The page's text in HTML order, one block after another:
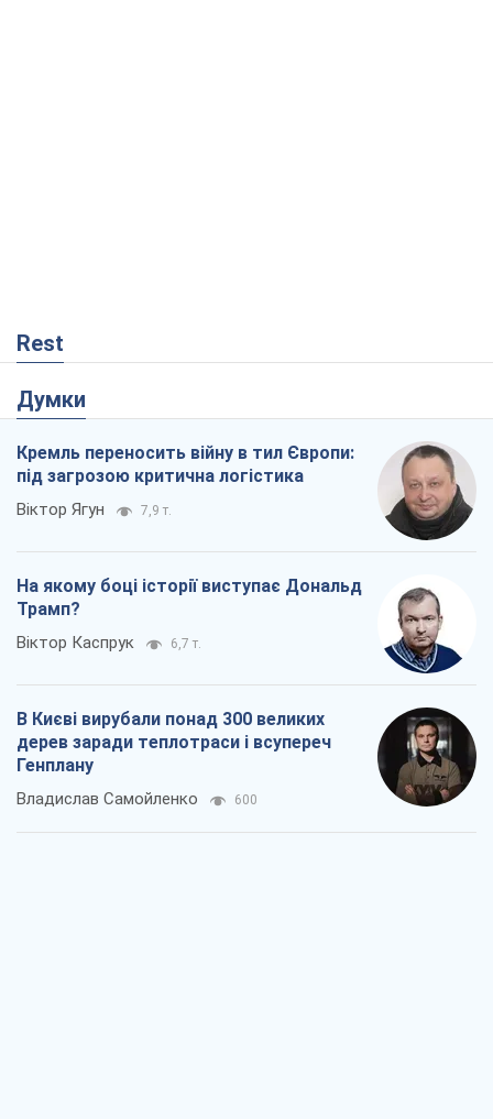
Rest
Думки
Кремль переносить війну в тил Європи:
під загрозою критична логістика
Віктор Ягун 7,9 т.
На якому боці історії виступає Дональд
Трамп?
Віктор Каспрук 6,7 т.
В Києві вирубали понад 300 великих
дерев заради теплотраси і всупереч
Генплану
Владислав Самойленко 600